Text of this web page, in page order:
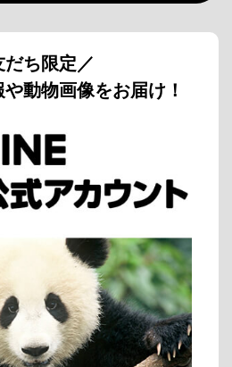
だち限定／
動物画像をお届け！